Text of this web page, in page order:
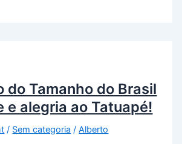
do Tamanho do Brasil
e alegria ao Tatuapé!
/ Sem categoria /Alberto